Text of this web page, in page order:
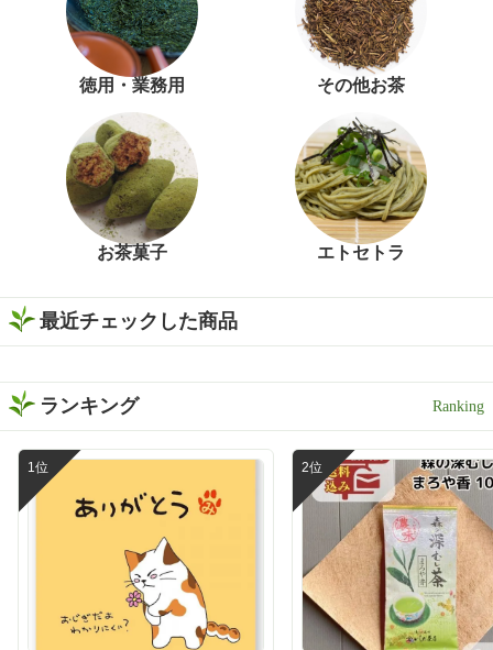
徳用・業務用 その他お茶
お茶菓子 エトセトラ
最近チェックした商品
ランキング